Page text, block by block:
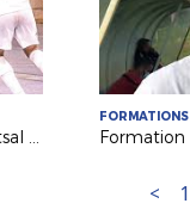
Paris ACASA - Nantes Métropole Futsal (2-1)
FORMATIONS
< 1